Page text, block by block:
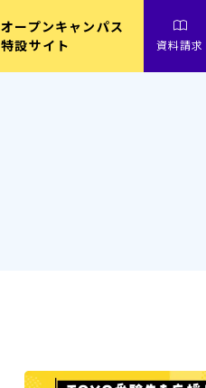
オープンキャンパス
特設サイト
資料請求